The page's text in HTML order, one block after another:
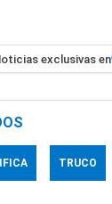
exclusivas en
TRUCO